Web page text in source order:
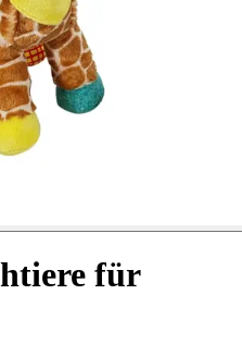
für